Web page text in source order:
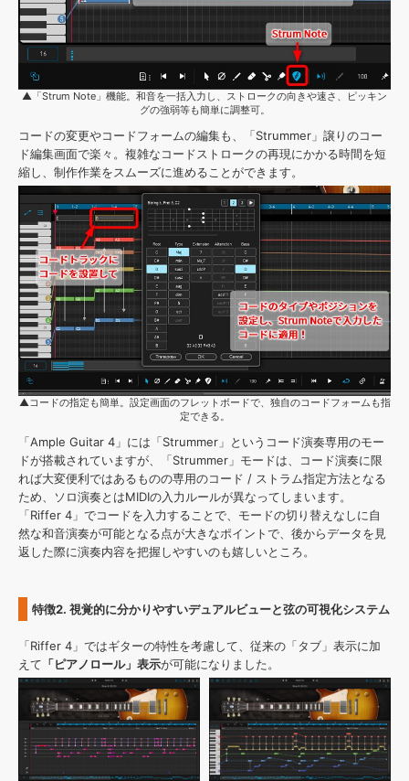
▲「Strum Note」機能。和音を一括入力し、ストロークの向きや速さ、ピッキン
グの強弱等も簡単に調整可。
コードの変更やコードフォームの編集も、「Strummer」譲りのコー
ド編集画面で楽々。複雑なコードストロークの再現にかかる時間を短
縮し、制作作業をスムーズに進めることができます。
▲コードの指定も簡単。設定画面のフレットボードで、独自のコードフォームも指
定できる。
「Ample Guitar 4」には「Strummer」というコード演奏専用のモー
ドが搭載されていますが、「Strummer」モードは、コード演奏に限
れば大変便利ではあるものの専用のコード / ストラム指定方法となる
ため、ソロ演奏とはMIDIの入力ルールが異なってしまいます。
「Riffer 4」でコードを入力することで、モードの切り替えなしに自
然な和音演奏が可能となる点が大きなポイントで、後からデータを見
返した際に演奏内容を把握しやすいのも嬉しいところ。
特徴2. 視覚的に分かりやすいデュアルビューと弦の可視化システム
「Riffer 4」ではギターの特性を考慮して、従来の「タブ」表示に加
えて 「ピアノロール」表示が可能になりました。